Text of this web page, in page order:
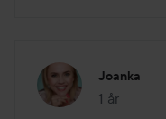
Joanka
1 år
Inlägget